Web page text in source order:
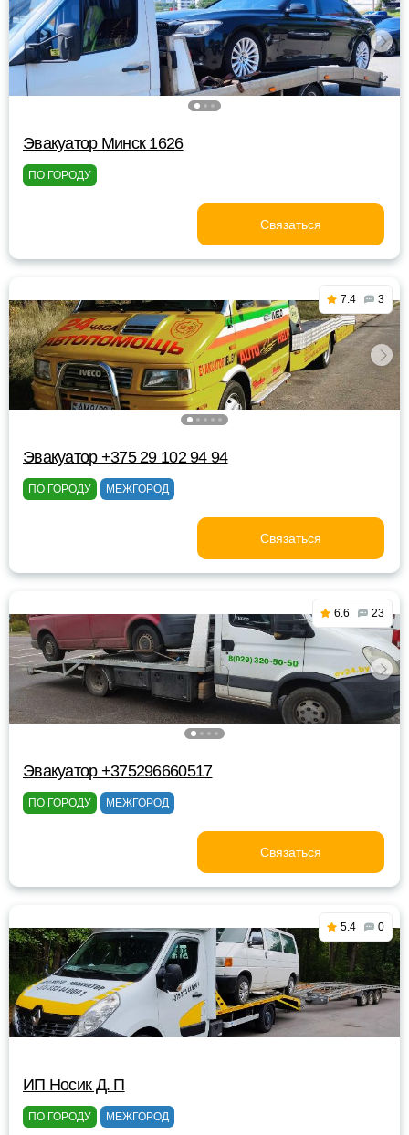
Эвакуатор Минск 1626
ПО ГОРОДУ
Связаться
7.4 3
Эвакуатор +375 29 102 94 94
ПО ГОРОДУ МЕЖГОРОД
Связаться
6.6 23
Эвакуатор +375296660517
ПО ГОРОДУ МЕЖГОРОД
Связаться
5.4 0
ИП Носик Д. П
ПО ГОРОДУ МЕЖГОРОД